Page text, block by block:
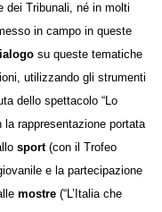
dei Tribunali, né in molti
in campo in queste
su queste
generazioni, utilizzando
prima assoluta dello
all’Astra e con la
“Vogliamo vivere!”)
le partite del settore
del Torino F.C.),